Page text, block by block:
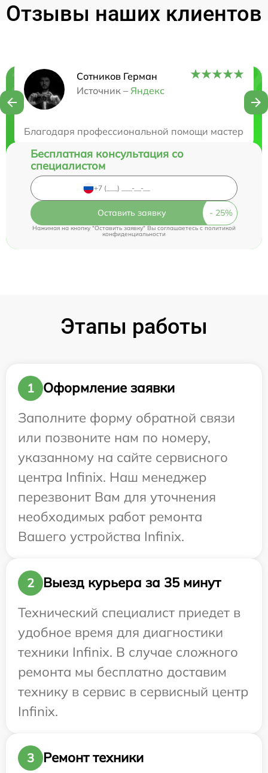
Отзывы наших клиентов
Сотников Герман
Источник – Яндекс
Благодаря профессиональной помощи
Нужна консультация?
Бесплатная консультация со
специалистом
Оставить заявку
Нажимая на кнопку "Оставить заявку" Вы соглашаетесь cполитикой
конфиденциальности
Этапы работы
1
Оформление заявки
Заполните форму обратной связи
или позвоните нам по номеру,
указанному на сайте сервисного
центра Infinix. Наш менеджер
перезвонит Вам для уточнения
необходимых работ ремонта
Вашего устройства Infinix.
2
Выезд курьера за 35 минут
Технический специалист приедет в
удобное время для диагностики
техники Infinix. В случае сложного
ремонта мы бесплатно доставим
технику в сервис в сервисный центр
Infinix.
3 Ремонт техники